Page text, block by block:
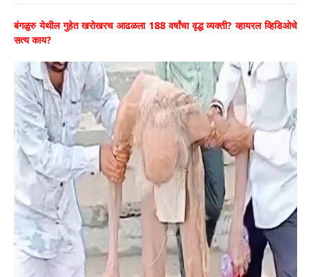
बंगळुरु येथील गुहेत खरोखरच आढळला 188 वर्षांचा वृद्ध व्यक्ती? व्हायरल व्हिडिओचे
सत्य काय?